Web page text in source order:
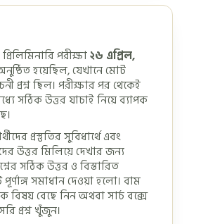
পরীক্ষা২৬ এপ্রিল,
হয়েছিল, যেখানে মোট
প্রশ্ন ছিল। পরীক্ষার পর থেকেই
সঠিক উত্তর যাচাই নিয়ে ব্যাপক
প্রস্তুতির সুবিধার্থে এবং
উত্তর মিলিয়ে দেখার জন্য
সঠিক উত্তর ও বিস্তারিত
সমাধান দেওয়া হলো। বাম
বিষয় বেছে নিন অথবা সার্চ বক্সে
প্রশ্ন খুঁজুন।